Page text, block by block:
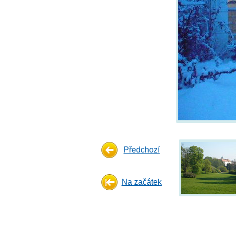
Předchozí
Na začátek